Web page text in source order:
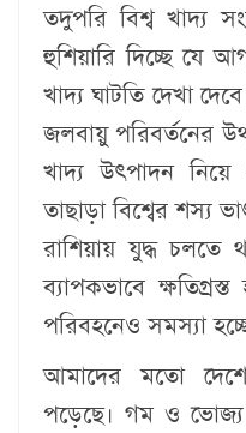
তদুপরি বিশ্ব খাদ্য
হুশিয়ারি দিচ্ছে যে
খাদ্য ঘাটতি দেখা
জলবায়ু পরিবর্তনের
খাদ্য উৎপাদন নিয়ে
তাছাড়া বিশ্বের শস্য
রাশিয়ায় যুদ্ধ চলতে
ব্যাপকভাবে
পরিবহনেও সমস্যা
আমাদের মতো দেশে
পড়েছে। গম ও ভোজ্য